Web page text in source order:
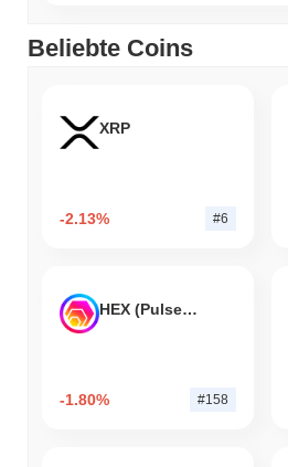
Beliebte Coins
XRP
-2.13% #6
HEX (Pulsechain)
-1.80% #158